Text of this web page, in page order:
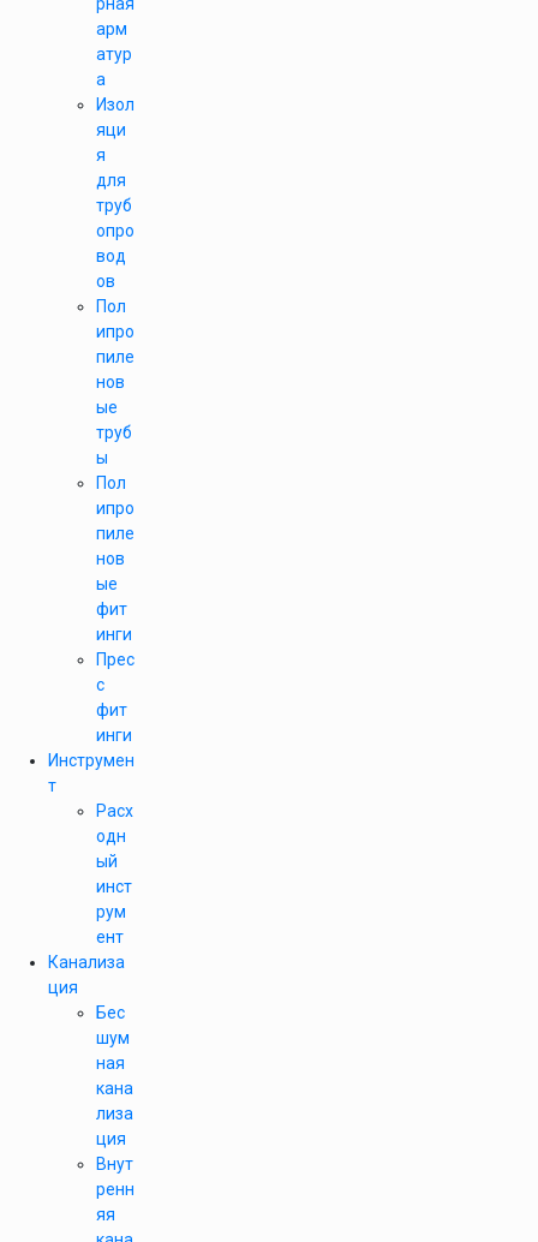
арм
атур
а
Изол
яци
я
для
труб
опро
вод
ов
Пол
ипро
пиле
нов
ые
труб
ы
Пол
ипро
пиле
нов
ые
фит
инги
Прес
с
фит
инги
Инструмен
т
Расх
одн
ый
инст
рум
ент
Канализа
ция
Бес
шум
ная
кана
лиза
ция
Внут
ренн
яя